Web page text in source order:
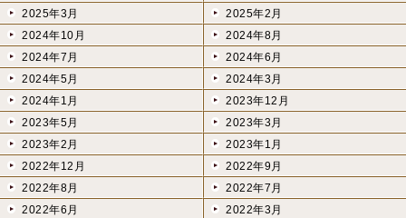
2025年3月
2025年2月
2024年10月
2024年8月
2024年7月
2024年6月
2024年5月
2024年3月
2024年1月
2023年12月
2023年5月
2023年3月
2023年2月
2023年1月
2022年12月
2022年9月
2022年8月
2022年7月
2022年6月
2022年3月